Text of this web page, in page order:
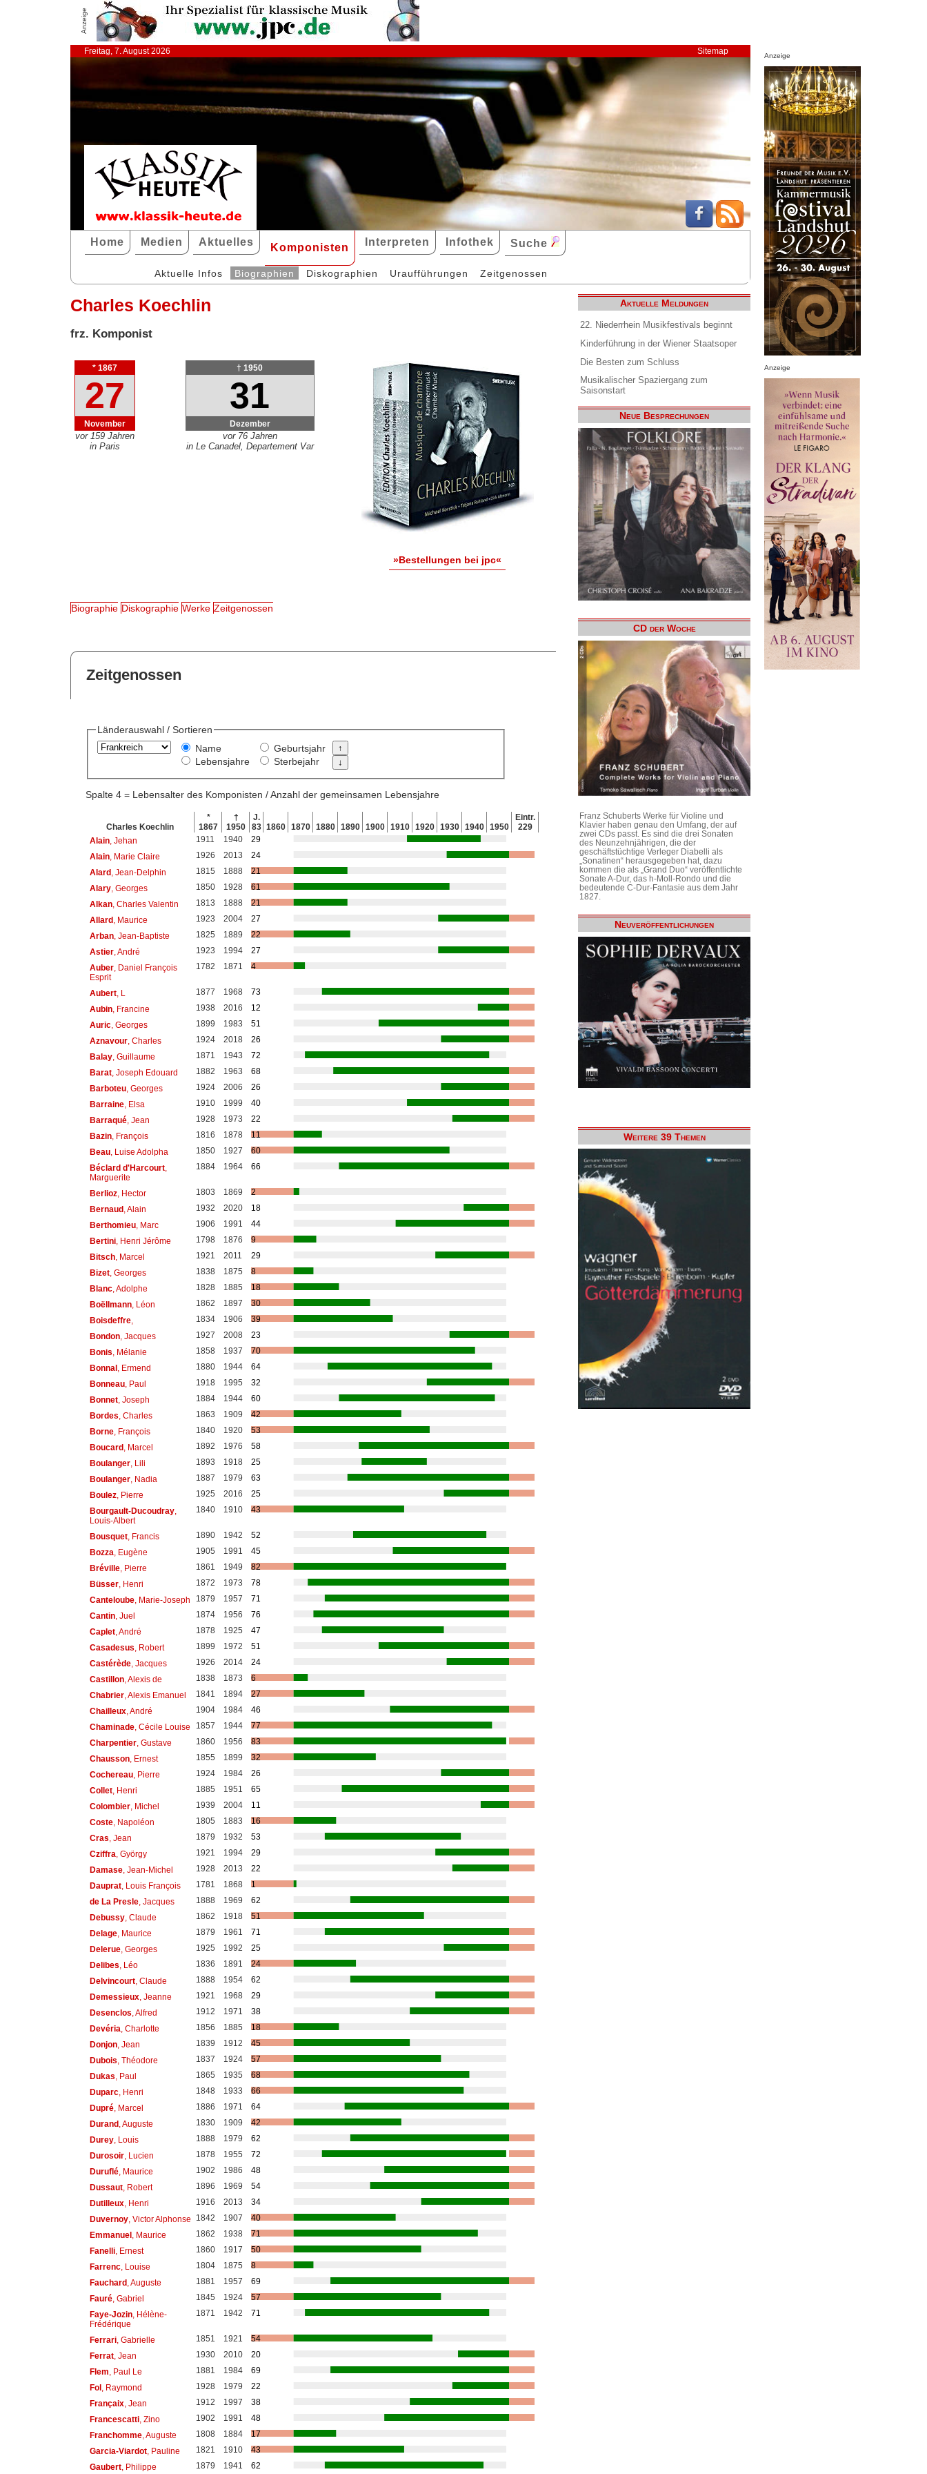
Anzeige
Freitag, 7. August 2026 Sitemap
Home Medien Aktuelles Komponisten Interpreten Infothek Suche
Aktuelle Infos Biographien Diskographien Uraufführungen Zeitgenossen
Charles Koechlin
frz. Komponist
* 1867
27
November
vor 159 Jahren
in Paris
† 1950
31
Dezember
vor 76 Jahren
in Le Canadel, Departement Var
»Bestellungen bei jpc«
Biographie Diskographie Werke Zeitgenossen
Zeitgenossen
Länderauswahl / Sortieren
Name
Lebensjahre
Geburtsjahr
Sterbejahr
Spalte 4 = Lebensalter des Komponisten / Anzahl der gemeinsamen Lebensjahre
Charles Koechlin
*
1867
†
1950
J.
83 1860 1870 1880 1890 1900 1910 1920 1930 1940 1950
Eintr.
229
Alain, Jehan 1911 1940
29
Alain, Marie Claire 1926 2013
24
Alard , Jean-Delphin 1815 1888
21
Alary, Georges 1850 1928
61
Alkan, Charles Valentin 1813 1888
21
Allard , Maurice 1923 2004
27
Arban, Jean-Baptiste 1825 1889
22
Astier, André 1923 1994
27
Auber, Daniel François
Esprit
1782 1871 4
Aubert, L 1877 1968
73
Aubin, Francine 1938 2016
12
Auric, Georges 1899 1983
51
Aznavour, Charles 1924 2018
26
Balay, Guillaume 1871 1943
72
Barat, Joseph Edouard 1882 1963
68
Barboteu, Georges 1924 2006
26
Barraine, Elsa 1910 1999
40
Barraqué, Jean 1928 1973
22
Bazin, François 1816 1878
11
Beau, Luise Adolpha 1850 1927
60
Béclard d'Harcourt,
Marguerite
1884 1964 66
Berlioz, Hector 1803 1869
2
Bernaud , Alain 1932 2020
18
Berthomieu, Marc 1906 1991
44
Bertini, Henri Jérôme 1798 1876
9
Bitsch, Marcel 1921 2011
29
Bizet, Georges 1838 1875
8
Blanc, Adolphe 1828 1885
18
Boëllmann, Léon 1862 1897
30
Boisdeffre, 1834 1906
39
Bondon, Jacques 1927 2008
23
Bonis, Mélanie 1858 1937
70
Bonnal , Ermend 1880 1944
64
Bonneau, Paul 1918 1995
32
Bonnet, Joseph 1884 1944
60
Bordes, Charles 1863 1909
42
Borne, François 1840 1920
53
Boucard , Marcel 1892 1976
58
Boulanger, Lili 1893 1918
25
Boulanger, Nadia 1887 1979
63
Boulez, Pierre 1925 2016
25
Bourgault-Ducoudray,
Louis-Albert
1840 1910 43
Bousquet, Francis 1890 1942
52
Bozza, Eugène 1905 1991
45
Bréville, Pierre 1861 1949
82
Büsser, Henri 1872 1973
78
Canteloube, Marie-Joseph 1879 1957
71
Cantin, Juel 1874 1956
76
Caplet, André 1878 1925
47
Casadesus, Robert 1899 1972
51
Castérède, Jacques 1926 2014
24
Castillon, Alexis de 1838 1873
6
Chabrier, Alexis Emanuel 1841 1894
27
Chailleux, André 1904 1984
46
Chaminade, Cécile Louise 1857 1944
77
Charpentier, Gustave 1860 1956
83
Chausson, Ernest 1855 1899
32
Cochereau, Pierre 1924 1984
26
Collet, Henri 1885 1951
65
Colombier, Michel 1939 2004
11
Coste, Napoléon 1805 1883
16
Cras, Jean 1879 1932
53
Cziffra, György 1921 1994
29
Damase, Jean-Michel 1928 2013
22
Dauprat, Louis François 1781 1868
1
de La Presle, Jacques 1888 1969
62
Debussy, Claude 1862 1918
51
Delage, Maurice 1879 1961
71
Delerue, Georges 1925 1992
25
Delibes, Léo 1836 1891
24
Delvincourt, Claude 1888 1954
62
Demessieux, Jeanne 1921 1968
29
Desenclos, Alfred 1912 1971
38
Devéria, Charlotte 1856 1885
18
Donjon, Jean 1839 1912
45
Dubois, Théodore 1837 1924
57
Dukas, Paul 1865 1935
68
Duparc, Henri 1848 1933
66
Dupré, Marcel 1886 1971
64
Durand , Auguste 1830 1909
42
Durey, Louis 1888 1979
62
Durosoir, Lucien 1878 1955
72
Duruflé, Maurice 1902 1986
48
Dussaut, Robert 1896 1969
54
Dutilleux, Henri 1916 2013
34
Duvernoy, Victor Alphonse 1842 1907
40
Emmanuel , Maurice 1862 1938
71
Fanelli, Ernest 1860 1917
50
Farrenc, Louise 1804 1875
8
Fauchard , Auguste 1881 1957
69
Fauré, Gabriel 1845 1924
57
Faye-Jozin, Hélène-
Frédérique
1871 1942 71
Ferrari, Gabrielle 1851 1921
54
Ferrat, Jean 1930 2010
20
Flem, Paul Le 1881 1984
69
Fol , Raymond 1928 1979
22
Françaix, Jean 1912 1997
38
Francescatti, Zino 1902 1991
48
Franchomme, Auguste 1808 1884
17
Garcia-Viardot, Pauline 1821 1910
43
Gaubert, Philippe 1879 1941 62
Aktuelle Meldungen
22. Niederrhein Musikfestivals beginnt
Kinderführung in der Wiener Staatsoper
Die Besten zum Schluss
Musikalischer Spaziergang zum
Saisonstart
Neue Besprechungen
CD der Woche
Franz Schuberts Werke für Violine und
Klavier haben genau den Umfang, der auf
zwei CDs passt. Es sind die drei Sonaten
des Neunzehnjährigen, die der
geschäftstüchtige Verleger Diabelli als
„Sonatinen“ herausgegeben hat, dazu
kommen die als „Grand Duo“ veröffentlichte
Sonate A-Dur, das h-Moll-Rondo und die
bedeutende C-Dur-Fantasie aus dem Jahr
1827.
Neuveröffentlichungen
Weitere 39 Themen
Anzeige
Anzeige